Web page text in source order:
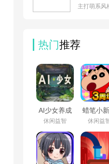
主打萌系风
热门推荐
AI少女养成
安卓版
v1.5.1
休闲益智
蜡笔小
小帮手大
战官方正
休闲益